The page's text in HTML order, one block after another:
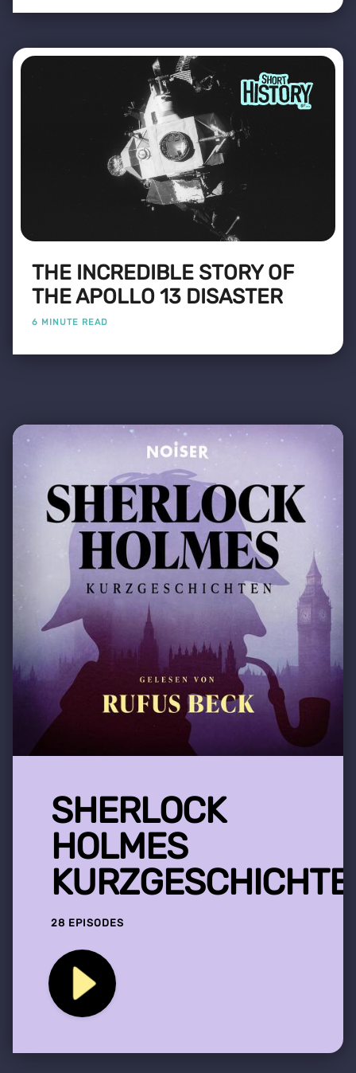
THE INCREDIBLE STORY OF
THE APOLLO 13 DISASTER
6 MINUTE READ
SHERLOCK
HOLMES
28 EPISODES